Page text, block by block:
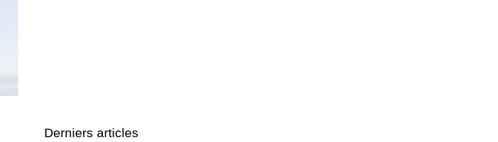
Derniers articles